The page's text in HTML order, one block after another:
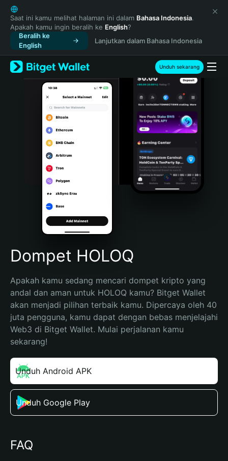
English
日本語
Tiếng Việt
Русский
Español (Latinoamérica)
Türkçe
Italiano
Português (Portugal)
Bahasa Indonesia
Português (Brasil)
Español (Argentina)
Saat ini kamu melihat halaman ini dalam Bahasa Indonesia.
Apakah kamu ingin beralih ke English?
Beralih ke
English
Lanjutkan dalam Bahasa Indonesia
Unduh sekarang
Dompet HOLOQ
Apakah kamu sedang mencari dompet kripto yang
andal dan aman untuk HOLOQ kamu? Bitget Wallet
akan menjadi pilihan terbaik kamu. Dipercaya oleh 40
juta pengguna, kamu dapat dengan bebas menjelajahi
Web3 di Bitget Wallet. Mulai perjalanan kamu
sekarang!
Unduh Android APK
Unduh Google Play
FAQ